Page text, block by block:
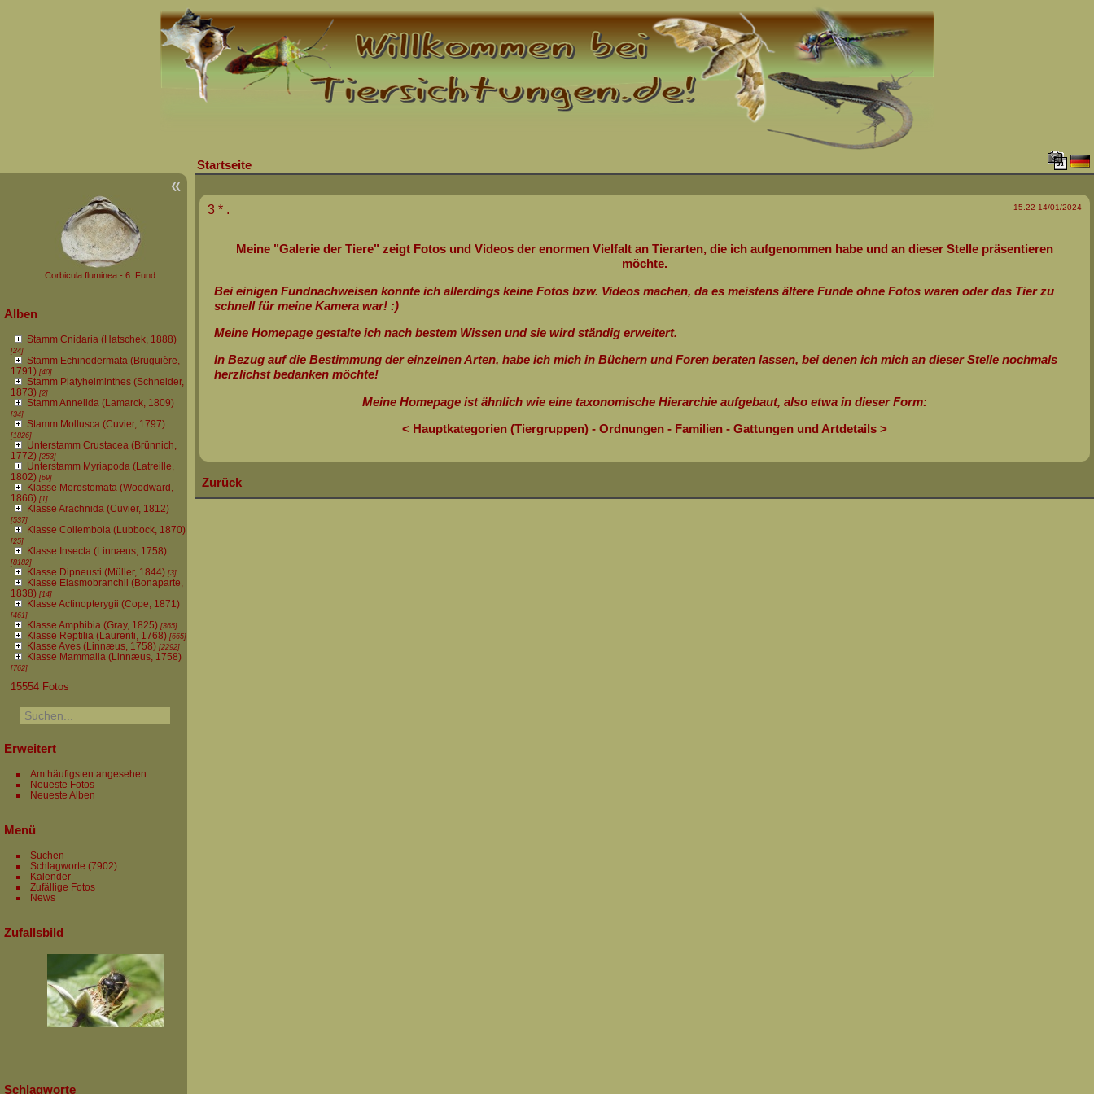
Corbicula fluminea - 6. Fund
Alben
Stamm Cnidaria (Hatschek, 1888)
[24]
Stamm Echinodermata (Bruguière,
1791)[40]
Stamm Platyhelminthes (Schneider,
1873)[2]
Stamm Annelida (Lamarck, 1809)
[34]
Stamm Mollusca (Cuvier, 1797)
[1826]
Unterstamm Crustacea (Brünnich,
1772)[253]
Unterstamm Myriapoda (Latreille,
1802)[69]
Klasse Merostomata (Woodward,
1866)[1]
Klasse Arachnida (Cuvier, 1812)
[537]
Klasse Collembola (Lubbock, 1870)
[25]
Klasse Insecta (Linnæus, 1758)
[8182]
Klasse Dipneusti (Müller, 1844)[3]
Klasse Elasmobranchii (Bonaparte,
1838)[14]
Klasse Actinopterygii (Cope, 1871)
[461]
Klasse Amphibia (Gray, 1825)[365]
Klasse Reptilia (Laurenti, 1768)[665]
Klasse Aves (Linnæus, 1758)[2292]
Klasse Mammalia (Linnæus, 1758)
[762]
15554 Fotos
Erweitert
Am häufigsten angesehen
Neueste Fotos
Neueste Alben
Menü
Suchen
Schlagworte (7902)
Kalender
Zufällige Fotos
News
Zufallsbild
Schlagworte
Startseite
3 * . 15.22 14/01/2024
Meine "Galerie der Tiere" zeigt Fotos und Videos der enormen Vielfalt an Tierarten, die ich aufgenommen habe und an dieser Stelle präsentieren
möchte.
Bei einigen Fundnachweisen konnte ich allerdings keine Fotos bzw. Videos machen, da es meistens ältere Funde ohne Fotos waren oder das Tier zu
schnell für meine Kamera war! :)
Meine Homepage gestalte ich nach bestem Wissen und sie wird ständig erweitert.
In Bezug auf die Bestimmung der einzelnen Arten, habe ich mich in Büchern und Foren beraten lassen, bei denen ich mich an dieser Stelle nochmals
herzlichst bedanken möchte!
Meine Homepage ist ähnlich wie eine taxonomische Hierarchie aufgebaut, also etwa in dieser Form:
< Hauptkategorien (Tiergruppen) - Ordnungen - Familien - Gattungen und Artdetails >
Zurück